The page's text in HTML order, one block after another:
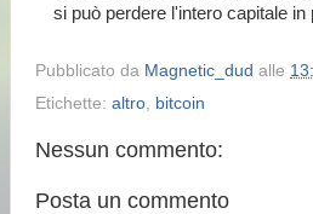
si può perdere l'intero capitale
Pubblicato da Magnetic_dud alle
Etichette: altro, bitcoin
Nessun commento:
Posta un commento